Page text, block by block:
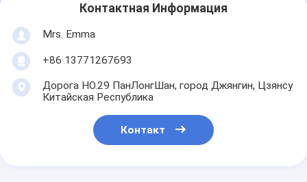
Контактная Информация
Mrs. Emma
+86 13771267693
Дорога НО.29 ПанЛонгШан, город Джянгин, Цзянсу
Китайская Республика
Контакт